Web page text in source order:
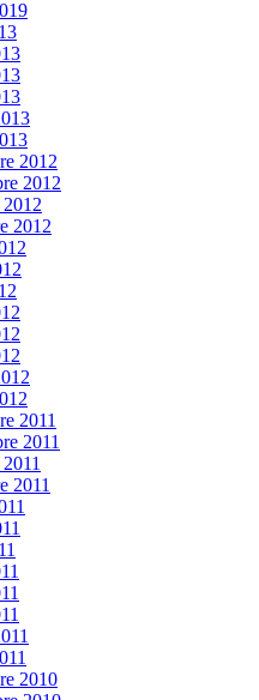
2012
2012
2012
2011
2011
2011
2010